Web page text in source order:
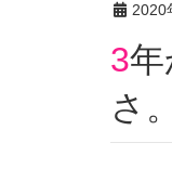
2020
3年かけて受講してわかった選択理論心理学のすご
さ。